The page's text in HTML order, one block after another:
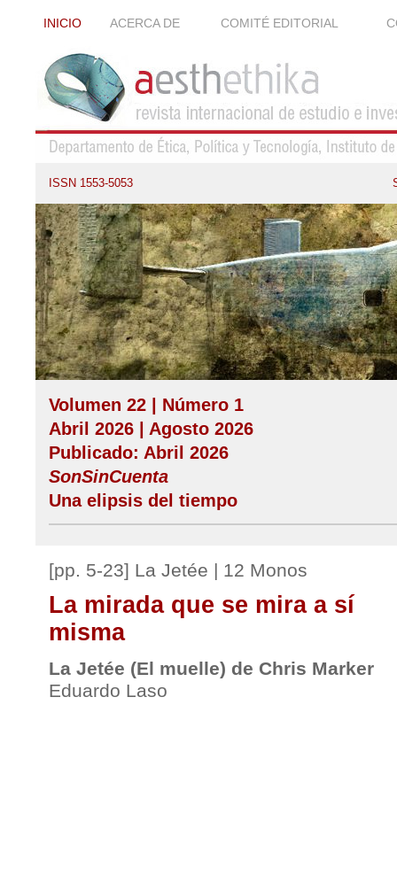
INICIO ACERCA DE COMITÉ EDITORIAL
ISSN 1553-5053
Volumen 22 | Número 1
Abril 2026 | Agosto 2026
Publicado: Abril 2026
SonSinCuenta
Una elipsis del tiempo
[pp. 5-23] La Jetée | 12 Monos
La mirada que se mira a sí
misma
La Jetée (El muelle) de Chris Marker
Eduardo Laso